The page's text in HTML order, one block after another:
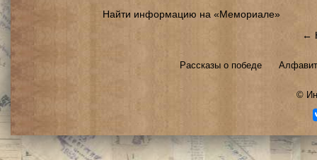
Найти информацию на «Мемориале»
←
Рассказы о победе
©